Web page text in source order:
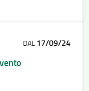
DAL17/09/24